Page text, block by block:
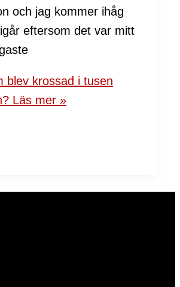
och jag kommer ihåg
eftersom det var mitt
blev krossad i tusen
Läs mer »